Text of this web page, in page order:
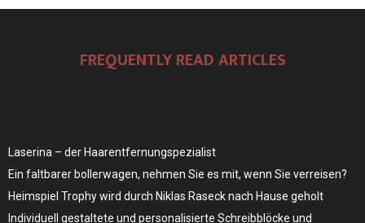
FREQUENTLY READ ARTICLES
Laserina – der Haarentfernungspezialist
Ein faltbarer bollerwagen, nehmen Sie es mit, wenn Sie verreisen?
Heimspiel Trophy wird durch Niklas Raseck nach Hause geholt
Individuell gestaltete und personalisierte Schreibblöcke und